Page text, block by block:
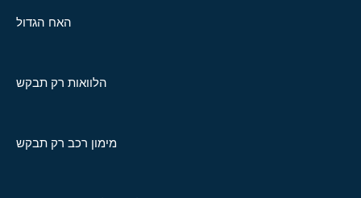
האח הגדול
הלוואות רק תבקש
מימון רכב רק תבקש